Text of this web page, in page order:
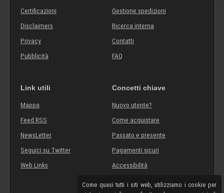
Come quasi tutti i siti web, utilizziamo i cookie per
Certificazioni
Disclaimers
Privacy
Pubblicità
Gestione spedizioni
Ricerca interna
Contatti
FAQ
Link utili
Mappa
Feed RSS
NewsLetter
Seguici su Twitter
Web Links
Concetti chiave
Nuovo utente?
Come acquistare
Passato e presente
Pagamenti sicuri
Accessibilità